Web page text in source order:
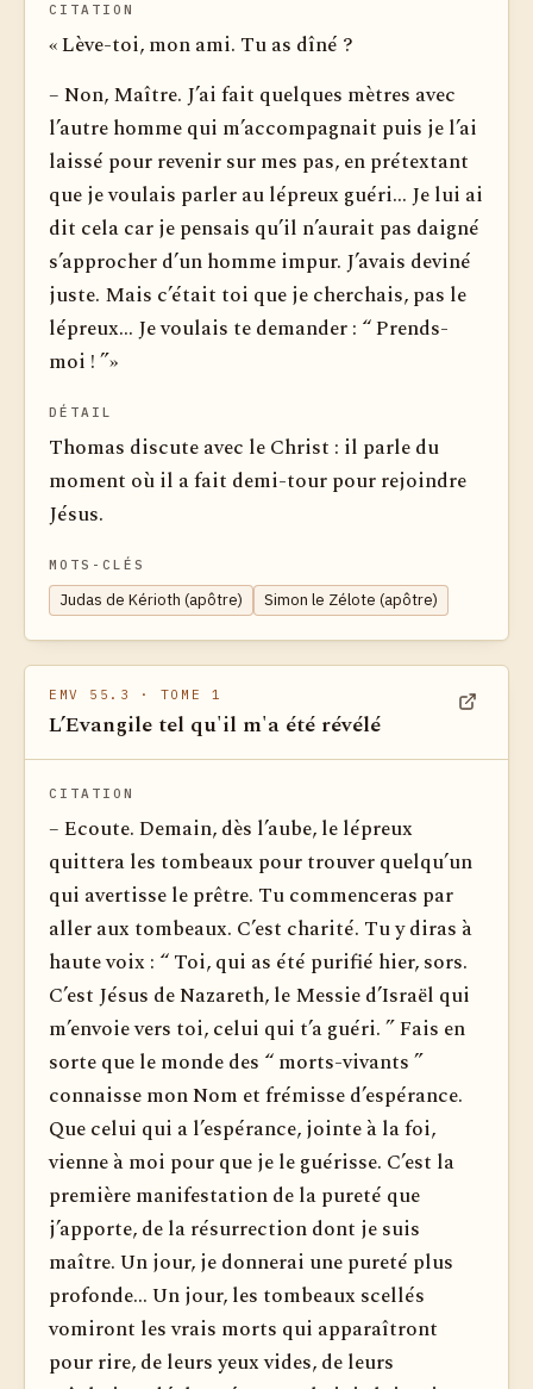
CITATION
« Lève-toi, mon ami. Tu as dîné ?
– Non, Maître. J’ai fait quelques mètres avec
l’autre homme qui m’accompagnait puis je l’ai
laissé pour revenir sur mes pas, en prétextant
que je voulais parler au lépreux guéri... Je lui ai
dit cela car je pensais qu’il n’aurait pas daigné
s’approcher d’un homme impur. J’avais deviné
juste. Mais c’était toi que je cherchais, pas le
lépreux... Je voulais te demander : “ Prends-
moi ! ”»
DÉTAIL
Thomas discute avec le Christ : il parle du
moment où il a fait demi-tour pour rejoindre
Jésus.
MOTS-CLÉS
Judas de Kérioth (apôtre) Simon le Zélote (apôtre)
EMV 55.3 · TOME 1
L’Evangile tel qu'il m'a été révélé
CITATION
– Ecoute. Demain, dès l’aube, le lépreux
quittera les tombeaux pour trouver quelqu’un
qui avertisse le prêtre. Tu commenceras par
aller aux tombeaux. C’est charité. Tu y diras à
haute voix : “ Toi, qui as été purifié hier, sors.
C’est Jésus de Nazareth, le Messie d’Israël qui
m’envoie vers toi, celui qui t’a guéri. ” Fais en
sorte que le monde des “ morts-vivants ”
connaisse mon Nom et frémisse d’espérance.
Que celui qui a l’espérance, jointe à la foi,
vienne à moi pour que je le guérisse. C’est la
première manifestation de la pureté que
j’apporte, de la résurrection dont je suis
maître. Un jour, je donnerai une pureté plus
profonde... Un jour, les tombeaux scellés
vomiront les vrais morts qui apparaîtront
pour rire, de leurs yeux vides, de leurs